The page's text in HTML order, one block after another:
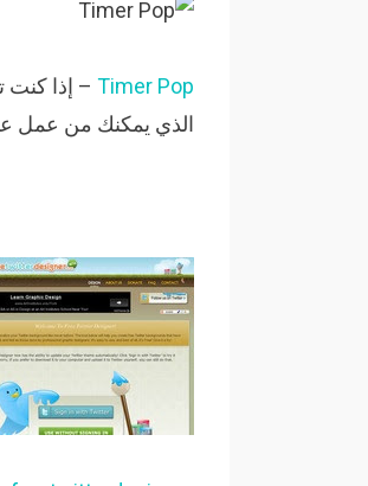
Timer Pop – إذا كنت
الذي يمكنك من عمل